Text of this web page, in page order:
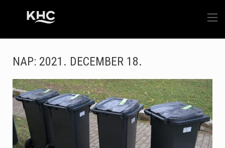
NAP: 2021. DECEMBER 18.